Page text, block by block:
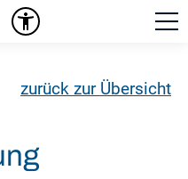
zurück zur Übersicht